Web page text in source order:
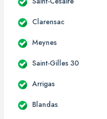
Clarensac
Meynes
Saint-Gilles 30
Arrigas
Blandas